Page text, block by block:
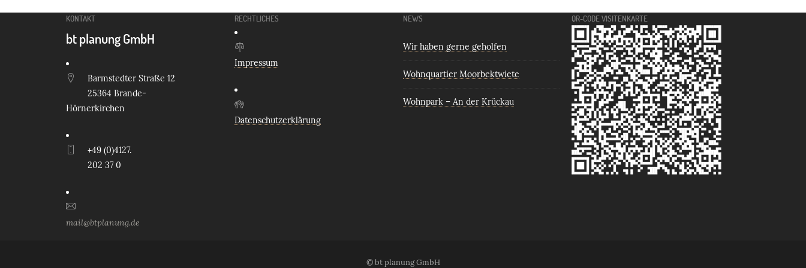
KONTAKT
bt planung GmbH
Barmstedter Straße 12
25364 Brande-
Hörnerkirchen
+49 (0)4127.
202 37 0
mail@btplanung.de
RECHTLICHES
Impressum
Datenschutzerklärung
NEWS
Wir haben gerne geholfen
Wohnquartier Moorbektwiete
Wohnpark – An der Krückau
QR-CODE VISITENKARTE
© bt planung GmbH